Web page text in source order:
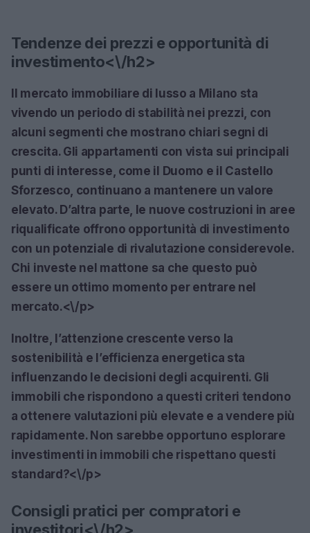
Tendenze dei prezzi e opportunità di
investimento<\/h2>
Il mercato immobiliare di lusso a Milano sta
vivendo un periodo di stabilità nei prezzi, con
alcuni segmenti che mostrano chiari segni di
crescita. Gli appartamenti con vista sui principali
punti di interesse, come il Duomo e il Castello
Sforzesco, continuano a mantenere un valore
elevato. D’altra parte, le nuove costruzioni in aree
riqualificate offrono opportunità di investimento
con un potenziale di rivalutazione considerevole.
Chi investe nel mattone sa che questo può
essere un ottimo momento per entrare nel
mercato.<\/p>
Inoltre, l’attenzione crescente verso la
sostenibilità e l’efficienza energetica sta
influenzando le decisioni degli acquirenti. Gli
immobili che rispondono a questi criteri tendono
a ottenere valutazioni più elevate e a vendere più
rapidamente. Non sarebbe opportuno esplorare
investimenti in immobili che rispettano questi
standard?<\/p>
Consigli pratici per compratori e
investitori<\/h2>